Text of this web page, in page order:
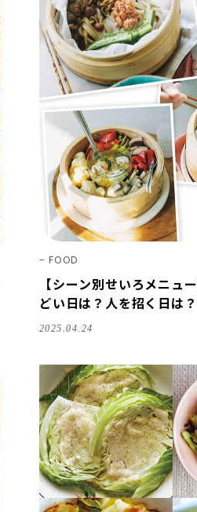
FOOD
【シーン別せいろメニュ
どい日は？人を招く日は
聞きました
2025.04.24